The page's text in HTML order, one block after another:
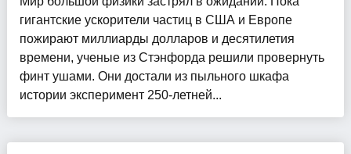
гигантские ускорители частиц в США и Европе
пожирают миллиарды долларов и десятилетия
времени, ученые из Стэнфорда решили провернуть
финт ушами. Они достали из пыльного шкафа
истории эксперимент 250-летней...